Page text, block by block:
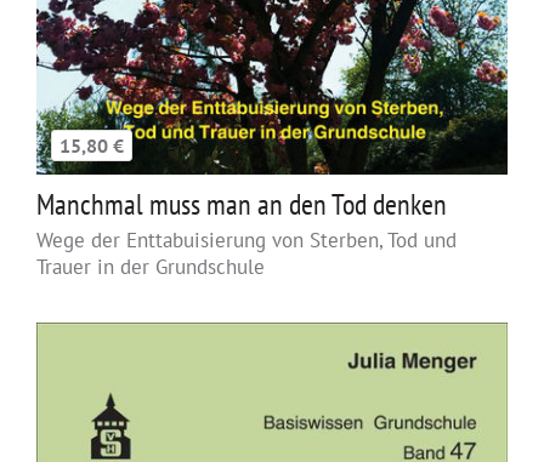
15,80 €
Manchmal muss man an den Tod denken
Wege der Enttabuisierung von Sterben, Tod und
Trauer in der Grundschule